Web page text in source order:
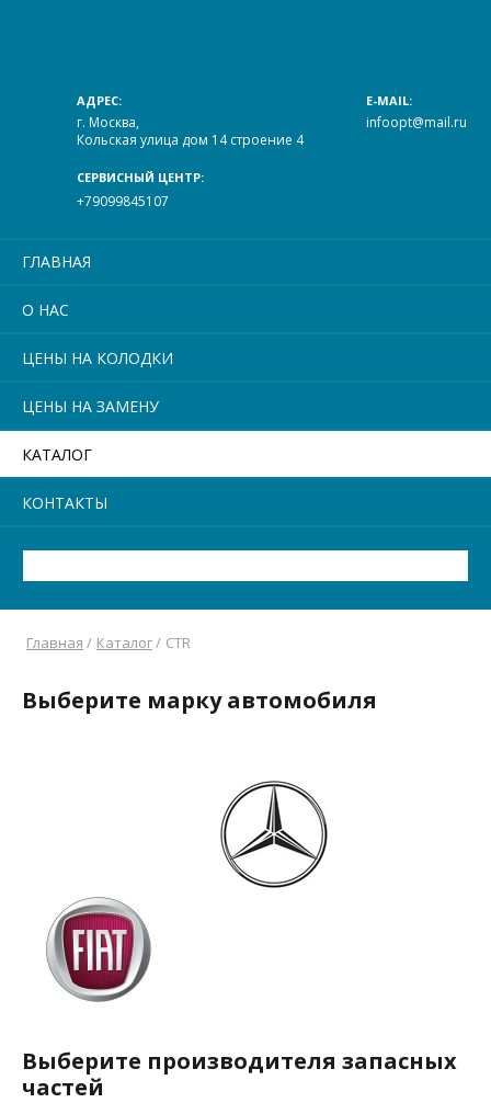
АДРЕС:
г. Москва,
Кольская улица дом 14 строение 4
E-MAIL:
infoopt@mail.ru
СЕРВИСНЫЙ ЦЕНТР:
+79099845107
ГЛАВНАЯ
О НАС
ЦЕНЫ НА КОЛОДКИ
ЦЕНЫ НА ЗАМЕНУ
КАТАЛОГ
КОНТАКТЫ
Главная / Каталог/ CTR
Выберите марку автомобиля
Выберите производителя запасных
частей